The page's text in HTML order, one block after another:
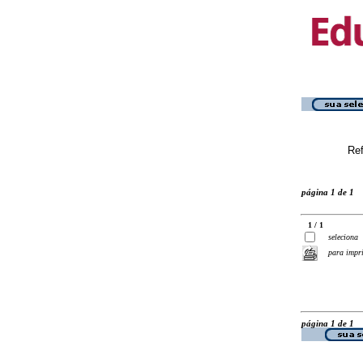
página 1 de 1
1 / 1
seleciona
para
página 1 de 1